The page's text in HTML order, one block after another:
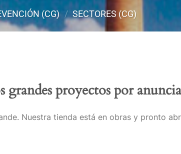
(CG) / SECTORES (CG)
grandes proyectos por
Nuestra tienda está en obras y pronto